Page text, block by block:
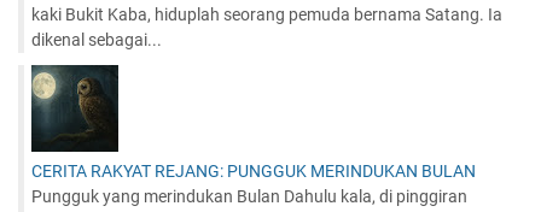
kaki Bukit Kaba, hiduplah seorang pemuda bernama Satang. Ia
dikenal sebagai...
CERITA RAKYAT REJANG: PUNGGUK MERINDUKAN BULAN
Pungguk yang merindukan Bulan Dahulu kala, di pinggiran